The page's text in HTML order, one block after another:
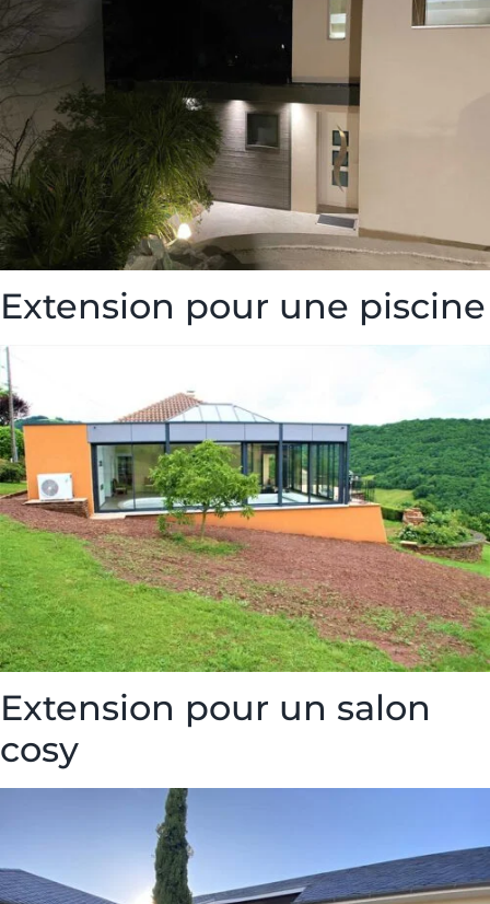
Extension pour une piscine
Extension pour un salon
cosy